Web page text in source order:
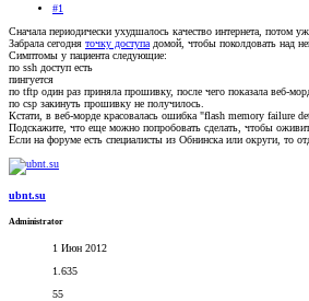
#1
Сначала периодически ухудшалось качество интернета, потом
Забрала сегодня точку доступа домой, чтобы поколдовать над
Симптомы у пациента следующие:
по ssh доступ есть
пингуется
по tftp один раз приняла прошивку, после чего показала веб-
по csp закинуть прошивку не получилось.
Кстати, в веб-морде красовалась ошибка "flash memory failure
Подскажите, что еще можно попробовать сделать, чтобы
Если на форуме есть специалисты из Обнинска или округи, то
ubnt.su
Administrator
1 Июн 2012
1.635
55